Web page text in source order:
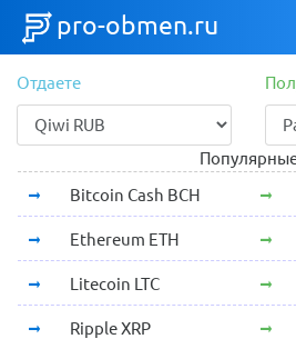
pro-obmen.ru
Отдаете
Bitcoin Cash BCH
Ethereum ETH
Litecoin LTC
Ripple XRP